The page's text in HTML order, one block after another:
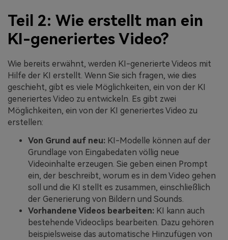
Teil 2: Wie erstellt man ein
KI-generiertes Video?
Wie bereits erwähnt, werden KI-generierte Videos mit
Hilfe der KI erstellt. Wenn Sie sich fragen, wie dies
geschieht, gibt es viele Möglichkeiten, ein von der KI
generiertes Video zu entwickeln. Es gibt zwei
Möglichkeiten, ein von der KI generiertes Video zu
erstellen:
Von Grund auf neu: KI-Modelle können auf der
Grundlage von Eingabedaten völlig neue
Videoinhalte erzeugen. Sie geben einen Prompt
ein, der beschreibt, worum es in dem Video gehen
soll und die KI stellt es zusammen, einschließlich
der Generierung von Bildern und Sounds.
Vorhandene Videos bearbeiten: KI kann auch
bestehende Videoclips bearbeiten. Dazu gehören
beispielsweise das automatische Hinzufügen von